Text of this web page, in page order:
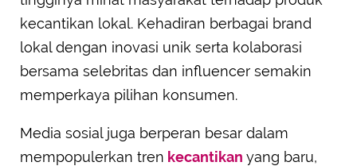
kecantikan lokal. Kehadiran berbagai brand
lokal dengan inovasi unik serta kolaborasi
bersama selebritas dan influencer semakin
memperkaya pilihan konsumen.
Media sosial juga berperan besar dalam
mempopulerkan tren kecantikan yang baru,